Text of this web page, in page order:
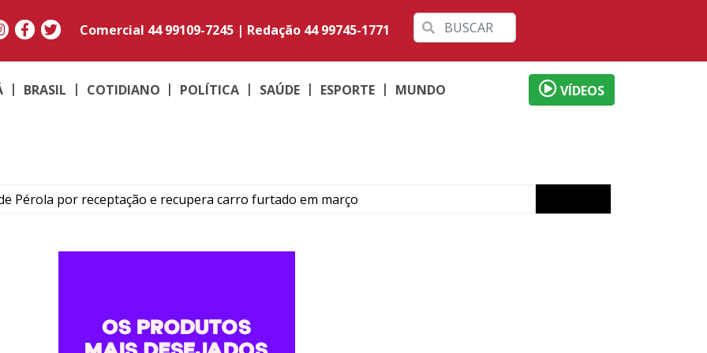
Comercial 44 99109-7245 | Redação 44 99745-1771
BRASIL COTIDIANO POLÍTICA SAÚDE ESPORTE MUNDO VÍDEOS
Pérola por receptação e recupera carro furtado em março
maconha e PM apreende moto adulterada em Perobal